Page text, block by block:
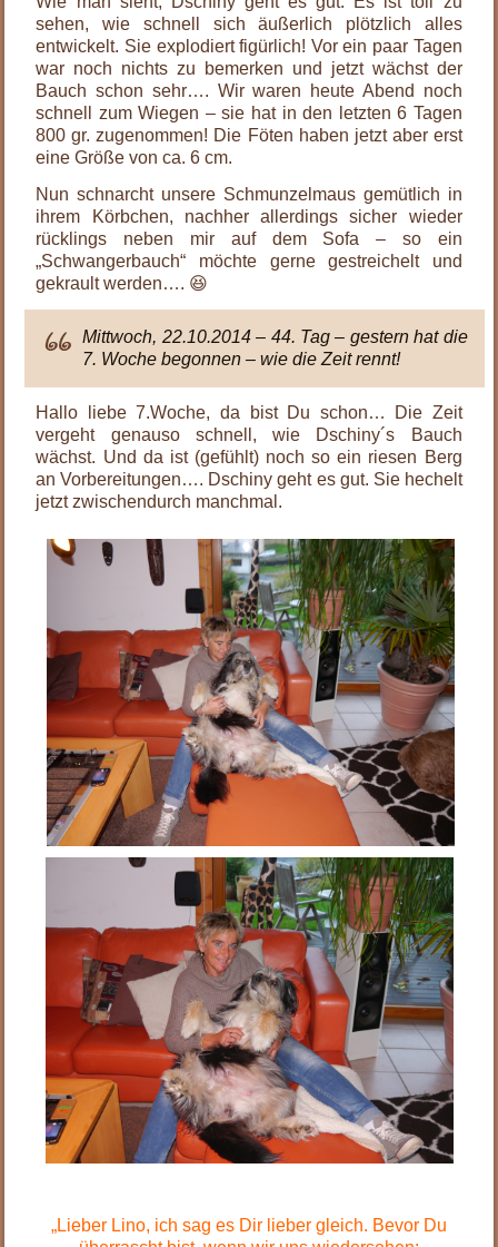
sehen, wie schnell sich äußerlich plötzlich alles
entwickelt. Sie explodiert figürlich! Vor ein paar Tagen
war noch nichts zu bemerken und jetzt wächst der
Bauch schon sehr…. Wir waren heute Abend noch
schnell zum Wiegen – sie hat in den letzten 6 Tagen
800 gr. zugenommen! Die Föten haben jetzt aber erst
eine Größe von ca. 6 cm.
Nun schnarcht unsere Schmunzelmaus gemütlich in
ihrem Körbchen, nachher allerdings sicher wieder
rücklings neben mir auf dem Sofa – so ein
„Schwangerbauch“ möchte gerne gestreichelt und
gekrault werden…. 😆
Mittwoch, 22.10.2014 – 44. Tag – gestern hat die
7. Woche begonnen – wie die Zeit rennt!
Hallo liebe 7.Woche, da bist Du schon… Die Zeit
vergeht genauso schnell, wie Dschiny´s Bauch
wächst. Und da ist (gefühlt) noch so ein riesen Berg
an Vorbereitungen…. Dschiny geht es gut. Sie hechelt
jetzt zwischendurch manchmal.
„Lieber Lino, ich sag es Dir lieber gleich. Bevor Du